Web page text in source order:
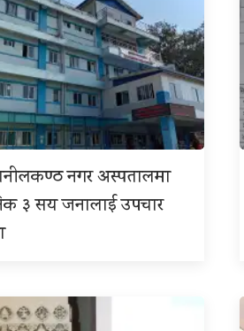
नगर अस्पतालमा
३ सय जनालाई उपचार